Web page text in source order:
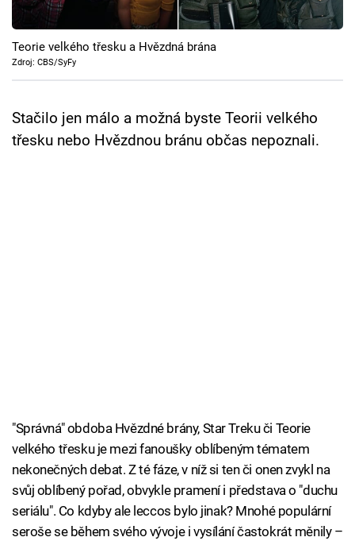
Cool Esport
Pořady
Sledujte prima+
Teorie velkého třesku a Hvězdná brána
Zdroj: CBS/SyFy
Stačilo jen málo a možná byste Teorii velkého
třesku nebo Hvězdnou bránu občas nepoznali.
"Správná" obdoba Hvězdné brány, Star Treku či Teorie
velkého třesku je mezi fanoušky oblíbeným tématem
nekonečných debat. Z té fáze, v níž si ten či onen zvykl na
svůj oblíbený pořad, obvykle pramení i představa o "duchu
seriálu". Co kdyby ale leccos bylo jinak? Mnohé populární
seroše se během svého vývoje i vysílání častokrát měnily –